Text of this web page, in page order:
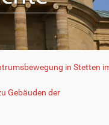
in Stetten
Gebäuden der